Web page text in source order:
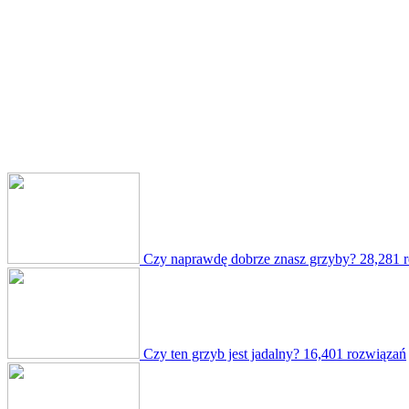
Czy naprawdę dobrze znasz grzyby? 28,281
Czy ten grzyb jest jadalny? 16,401 rozwiązań